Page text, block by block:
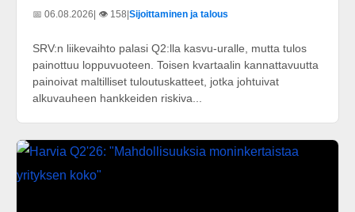
📅 06.08.2026| 👁️ 158|Sijoittaminen ja talous
SRV:n liikevaihto palasi Q2:lla kasvu-uralle, mutta tulos
painottuu loppuvuoteen. Toisen kvartaalin kannattavuutta
painoivat maltilliset tuloutuskatteet, jotka johtuivat
alkuvauheen hankkeiden riskiva...